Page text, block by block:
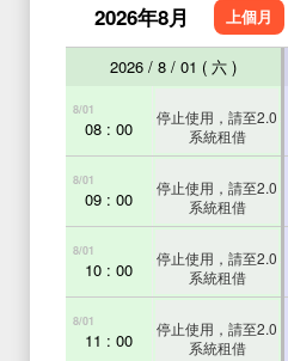
2026年8月 上個月
2026 / 8 / 01 ( 六 )
8/01
08 : 00
停止使用，請至2.0
系統租借
8/01
09 : 00
停止使用，請至2.0
系統租借
8/01
10 : 00
停止使用，請至2.0
系統租借
8/01
11 : 00
停止使用，請至2.0
系統租借